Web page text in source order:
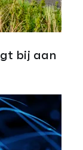
bij aan